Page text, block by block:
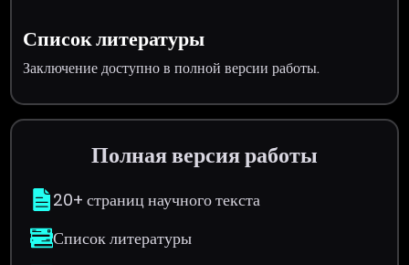
Список литературы
Заключение доступно в полной версии работы.
Полная версия работы
20+ страниц научного текста
Список литературы